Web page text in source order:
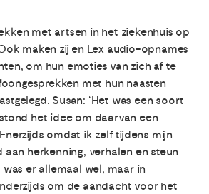
met artsen in het ziekenhuis op
maken zij en Lex audio-opnames
om hun emoties van zich af te
met hun naasten
Susan: ‘Het was een soort
het idee om daarvan een
omdat ik zelf tijdens mijn
herkenning, verhalen en steun
er allemaal wel, maar in
om de aandacht voor het